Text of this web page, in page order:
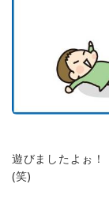
遊びましたよぉ！
(笑)